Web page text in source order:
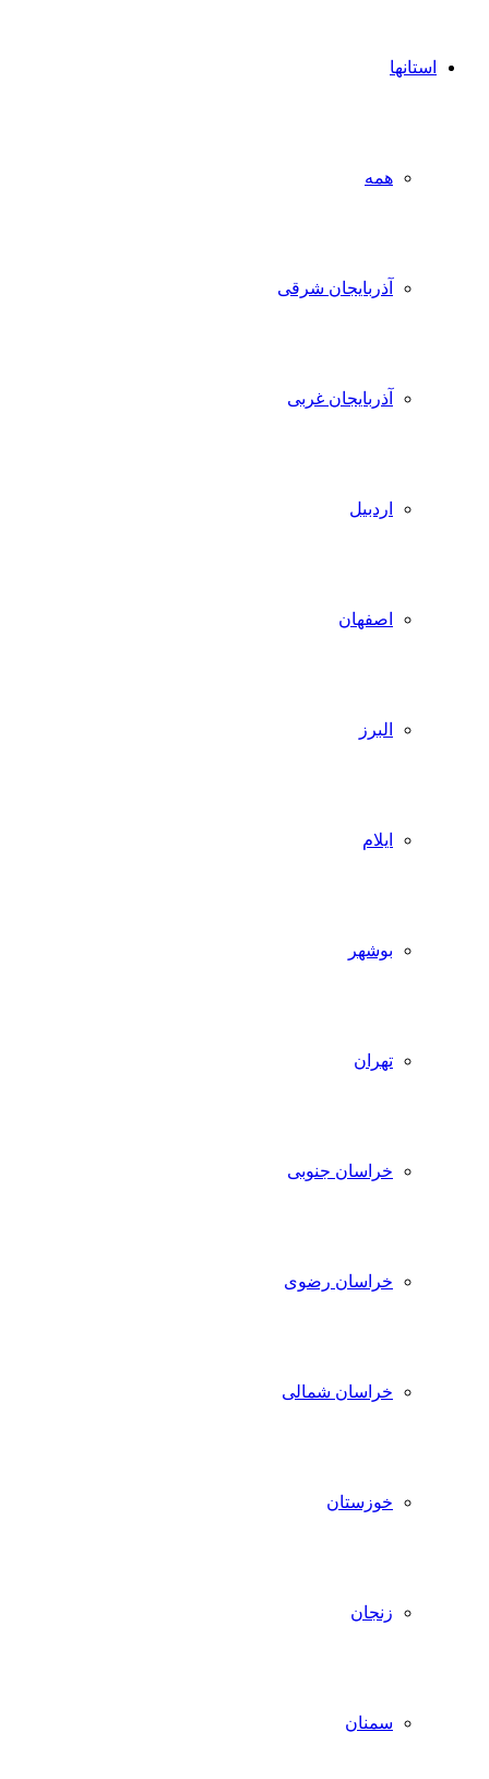
استانها
همه
آذربایجان شرقی
آذربایجان غربی
اردبیل
اصفهان
البرز
ایلام
بوشهر
تهران
خراسان جنوبی
خراسان رضوی
خراسان شمالی
خوزستان
زنجان
سمنان